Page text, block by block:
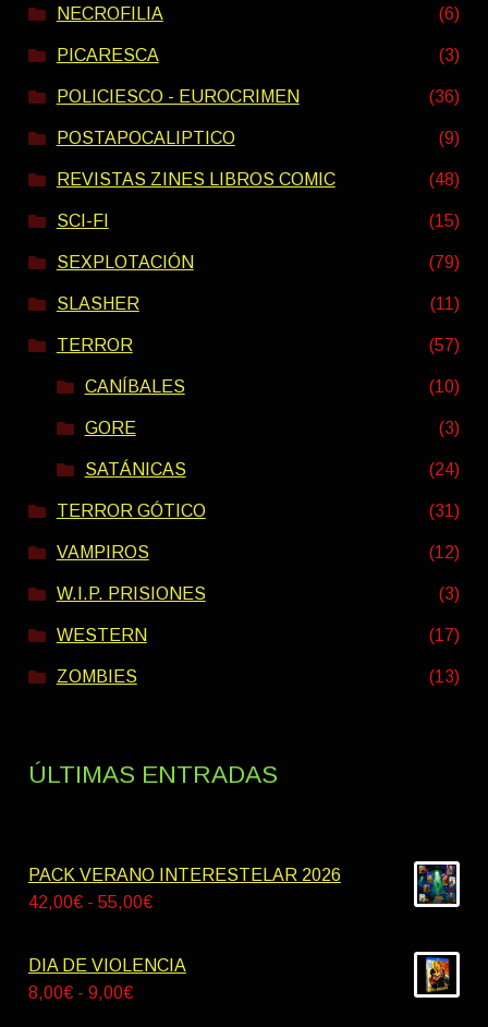
NECROFILIA (6)
PICARESCA (3)
POLICIESCO - EUROCRIMEN (36)
POSTAPOCALIPTICO (9)
REVISTAS ZINES LIBROS COMIC (48)
SCI-FI (15)
SEXPLOTACIÓN (79)
SLASHER (11)
TERROR (57)
CANÍBALES (10)
GORE (3)
SATÁNICAS (24)
TERROR GÓTICO (31)
VAMPIROS (12)
W.I.P. PRISIONES (3)
WESTERN (17)
ZOMBIES (13)
ÚLTIMAS ENTRADAS
PACK VERANO INTERESTELAR 2026
42,00€ - 55,00€Rango
precios:
DIA DE VIOLENCIA
8,00€ - 9,00€Rango